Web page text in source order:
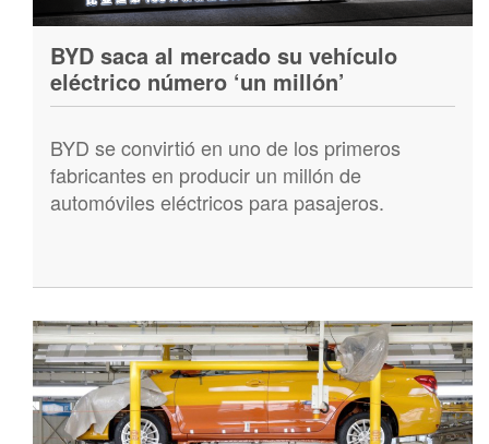
BYD saca al mercado su vehículo
eléctrico número ‘un millón’
BYD se convirtió en uno de los primeros
fabricantes en producir un millón de
automóviles eléctricos para pasajeros.